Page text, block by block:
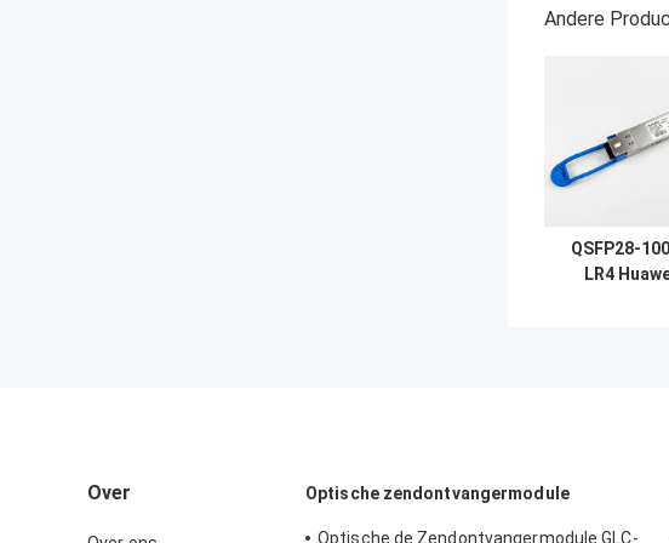
Andere
QSFP28-
LR4
Over Optische zendontvangermodule
Optische de Zendontvangermodule GLC-